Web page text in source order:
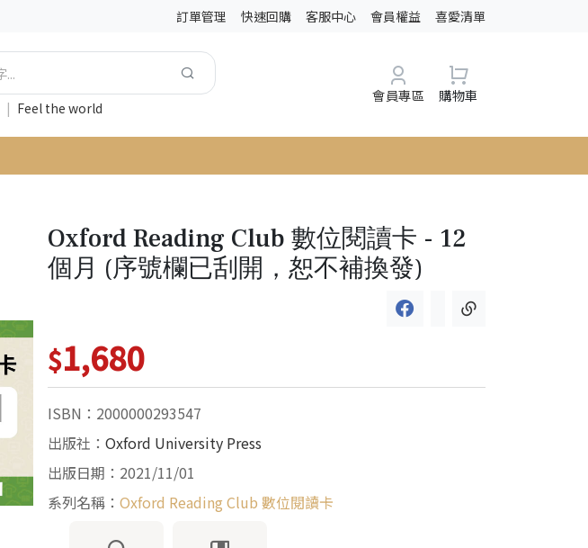
訂單管理 快速回購 客服中心 會員權益 喜愛清單
| Feel the world
會員專區 購物車
Oxford Reading Club 數位閱讀卡 - 12
個月 (序號欄已刮開，恕不補換發)
$1,680
ISBN：2000000293547
出版社：Oxford University Press
出版日期：2021/11/01
系列名稱：Oxford Reading Club 數位閱讀卡